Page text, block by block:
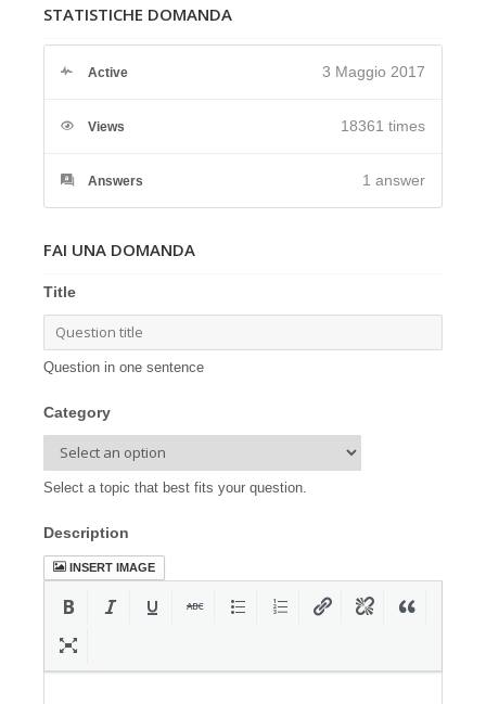
STATISTICHE DOMANDA
Active 3 Maggio 2017
Views 18361 times
Answers 1 answer
FAI UNA DOMANDA
Title
Question in one sentence
Category
Select a topic that best fits your question.
Description
INSERT IMAGE